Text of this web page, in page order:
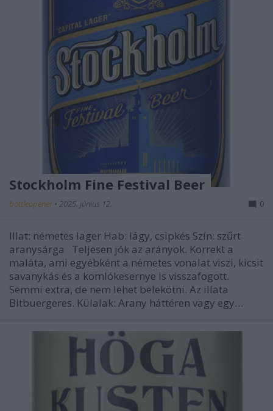
Stockholm Fine Festival Beer
bottleopener • 2025. június 12. 0
Illat: németes lager Hab: lágy, csipkés Szín: szűrt
aranysárga Teljesen jók az arányok. Korrekt a
maláta, ami egyébként a németes vonalat viszi, kicsit
savanykás és a komlókesernye is visszafogott.
Semmi extra, de nem lehet belekötni. Az illata
Bitbuergeres. Külalak: Arany háttéren vagy egy…